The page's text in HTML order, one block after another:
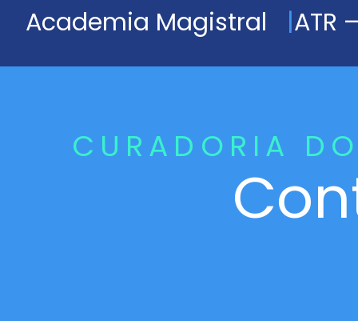
Academia Magistral ATR
CURADORIA